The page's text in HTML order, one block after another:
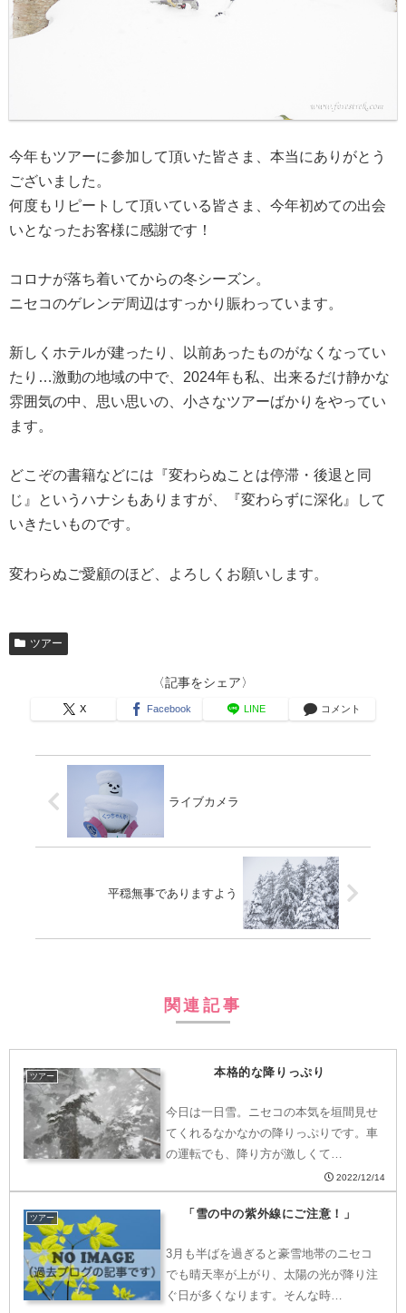
今年もツアーに参加して頂いた皆さま、本当にありがとう
ございました。
何度もリピートして頂いている皆さま、今年初めての出会
いとなったお客様に感謝です！
コロナが落ち着いてからの冬シーズン。
ニセコのゲレンデ周辺はすっかり賑わっています。
新しくホテルが建ったり、以前あったものがなくなってい
たり…激動の地域の中で、2024年も私、出来るだけ静かな
雰囲気の中、思い思いの、小さなツアーばかりをやってい
ます。
どこぞの書籍などには『変わらぬことは停滞・後退と同
じ』というハナシもありますが、『変わらずに深化』して
いきたいものです。
変わらぬご愛顧のほど、よろしくお願いします。
ツアー
〈記事をシェア〉
X Facebook LINE コメント
ライブカメラ
平穏無事でありますよう
関連記事
ツアー 本格的な降りっぷり
今日は一日雪。ニセコの本気を垣間見せ
てくれるなかなかの降りっぷりです。車
の運転でも、降り方が激しくて…
2022/12/14
ツアー 「雪の中の紫外線にご注意！」
3月も半ばを過ぎると豪雪地帯のニセコ
でも晴天率が上がり、太陽の光が降り注
ぐ日が多くなります。そんな時…